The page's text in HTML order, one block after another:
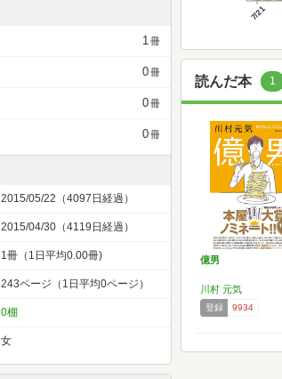
7/21
読んだ本 1
億男
川村 元気
登録 9934
1冊
0冊
0冊
0冊
2015/05/22（4097日経過）
2015/04/30（4119日経過）
1冊（1日平均0.00冊)
243ページ（1日平均0ページ）
0棚
女